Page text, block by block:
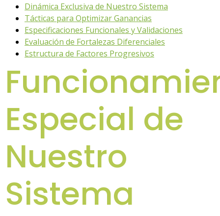
Dinámica Exclusiva de Nuestro Sistema
Tácticas para Optimizar Ganancias
Especificaciones Funcionales y Validaciones
Evaluación de Fortalezas Diferenciales
Estructura de Factores Progresivos
Especial de
Nuestro
Sistema